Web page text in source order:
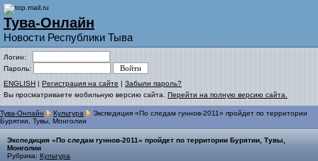
Тува-Онлайн
Новости Республики Тыва
Логин:
Пароль:
ENGLISH | Регистрация на сайте | Забыли пароль?
Вы просматриваете мобильную версию сайта. Перейти на полную версию сайта.
Тува-Онлайн Культура
Экспедиция «По следам гуннов-2011» пройдет по территории
Бурятии, Тувы, Монголии
Экспедиция «По следам гуннов-2011» пройдет по территории Бурятии, Тувы,
Монголии
Рубрика: Культура